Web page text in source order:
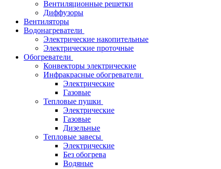
Вентиляционные решетки
Диффузоры
Вентиляторы
Водонагреватели
Электрические накопительные
Электрические проточные
Обогреватели
Конвекторы электрические
Инфракрасные обогреватели
Электрические
Газовые
Тепловые пушки
Электрические
Газовые
Дизельные
Тепловые завесы
Электрические
Без обогрева
Водяные